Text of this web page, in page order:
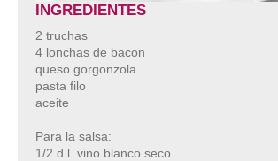
INGREDIENTES
2 truchas
4 lonchas de bacon
queso gorgonzola
pasta filo
aceite
Para la salsa:
1/2 d.l. vino blanco seco